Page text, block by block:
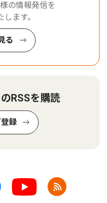
の情報発信を
ます。
る
RSSを購読
録